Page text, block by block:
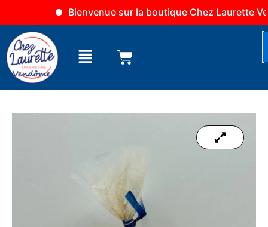
Bienvenue sur la boutique Chez Laurette
contenu
Menu